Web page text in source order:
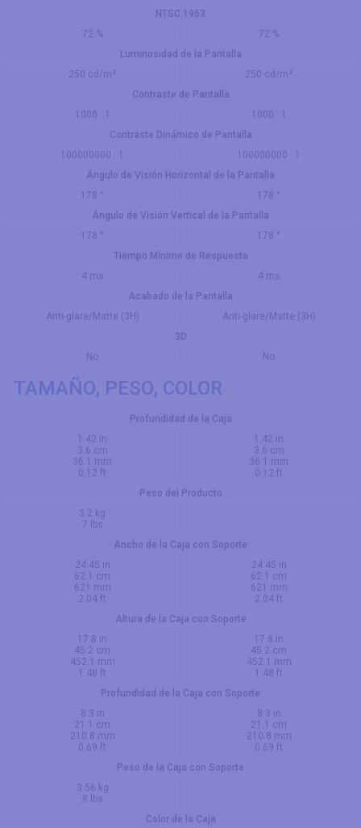
NTSC 1953
72 %
72 %
Luminosidad de la Pantalla
250 cd/m²
250 cd/m²
Contraste de Pantalla
1000 : 1
1000 : 1
Contraste Dinámico de Pantalla
100000000 : 1
100000000 : 1
Ángulo de Visión Horizontal de la Pantalla
178 °
178 °
Ángulo de Visión Vertical de la Pantalla
178 °
178 °
Tiempo Mínimo de Respuesta
4 ms
4 ms
Acabado de la Pantalla
Anti-glare/Matte (3H)
Anti-glare/Matte (3H)
3D
No
No
TAMAÑO, PESO, COLOR
Profundidad de la Caja
1.42 in
3.6 cm
36.1 mm
0.12 ft
1.42 in
3.6 cm
36.1 mm
0.12 ft
Peso del Producto
3.2 kg
7 lbs
Ancho de la Caja con Soporte
24.45 in
62.1 cm
621 mm
2.04 ft
24.45 in
62.1 cm
621 mm
2.04 ft
Altura de la Caja con Soporte
17.8 in
45.2 cm
452.1 mm
1.48 ft
17.8 in
45.2 cm
452.1 mm
1.48 ft
Profundidad de la Caja con Soporte
8.3 in
21.1 cm
210.8 mm
0.69 ft
8.3 in
21.1 cm
210.8 mm
0.69 ft
Peso de la Caja con Soporte
3.56 kg
8 lbs
Color de la Caja